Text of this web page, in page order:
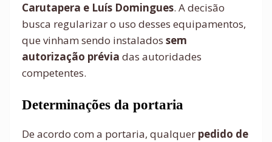
Carutapera e Luís Domingues. A decisão
busca regularizar o uso desses equipamentos,
que vinham sendo instalados sem
autorização prévia das autoridades
competentes.
Determinações da portaria
De acordo com a portaria, qualquer pedido de